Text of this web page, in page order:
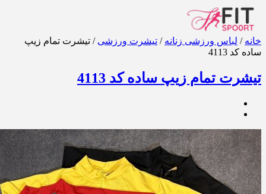
خانه / لباس ورزشی زنانه / تیشرت ورزشی / تیشرت تمام زیپ
ساده کد 4113
تیشرت تمام زیپ ساده کد 4113